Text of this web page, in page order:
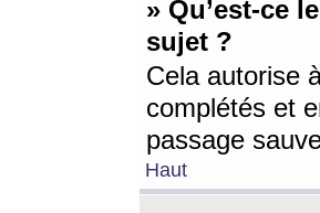
» Qu’est-ce
sujet ?
Cela autorise
complétés et
passage
Haut